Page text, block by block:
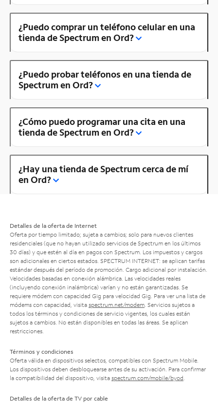
¿Puedo comprar un teléfono celular en una
tienda de Spectrum en Ord?
¿Puedo probar teléfonos en una tienda de
Spectrum en Ord?
¿Cómo puedo programar una cita en una
tienda de Spectrum en Ord?
¿Hay una tienda de Spectrum cerca de mí
en Ord?
Detalles de la oferta de Internet
Oferta por tiempo limitado; sujeta a cambios; solo para nuevos clientes
residenciales (que no hayan utilizado servicios de Spectrum en los últimos
30 días) y que estén al día en pagos con Spectrum. Los impuestos y cargos
son adicionales en ciertos estados. SPECTRUM INTERNET: se aplican tarifas
estándar después del período de promoción. Cargo adicional por instalación.
Velocidades basadas en conexión alámbrica. Las velocidades reales
(incluyendo conexión inalámbrica) varían y no están garantizadas. Se
requiere módem con capacidad Gig para velocidad Gig. Para ver una lista de
módems con capacidad, visita spectrum.net/modem . Servicios sujetos a
todos los términos y condiciones de servicio vigentes, los cuales están
sujetos a cambios. No están disponibles en todas las áreas. Se aplican
restricciones.
Términos y condiciones
Oferta válida en dispositivos selectos, compatibles con Spectrum Mobile.
Los dispositivos deben desbloquearse antes de su activación. Para confirmar
la compatibilidad del dispositivo, visita spectrum.com/mobile/byod
Detalles de la oferta de TV por cable